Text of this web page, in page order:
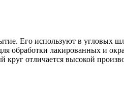
Его используют в угловых
обработки лакированных и
круг отличается высокой